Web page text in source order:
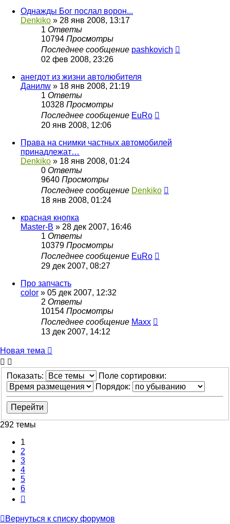
Однажды Бог послал ворон...
Denkiko » 28 янв 2008, 13:17
1 Ответы
10794 Просмотры
Последнее сообщение pashkovich
02 фев 2008, 23:26
анегдот из жизни автолюбителя
Данилw » 18 янв 2008, 21:19
1 Ответы
10328 Просмотры
Последнее сообщение EuRo
20 янв 2008, 12:06
Права на снимки частных автомобилей
принадлежат…
Denkiko » 18 янв 2008, 01:24
0 Ответы
9640 Просмотры
Последнее сообщение Denkiko
18 янв 2008, 01:24
красная кнопка
Master-B » 28 дек 2007, 16:46
1 Ответы
10379 Просмотры
Последнее сообщение EuRo
29 дек 2007, 08:27
Про запчасть
color » 05 дек 2007, 12:32
2 Ответы
10154 Просмотры
Последнее сообщение Maxx
13 дек 2007, 14:12
Новая тема
Показать:
Поле сортировки:
Порядок:
292 темы
1
2
3
4
5
6
Вернуться к списку форумов